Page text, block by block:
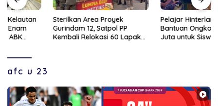
Sterilkan Area Proyek
Gurindam 12, Satpol PP
Kembali Relokasi 60 Lapak
Pelajar Hinterland Terima
Bantuan Ongkos Kapal, Rp30
Juta untuk Siswa SMAN 1
afc u 23